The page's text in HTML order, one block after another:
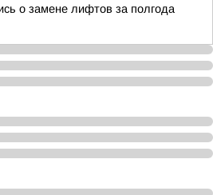
о замене лифтов за полгода